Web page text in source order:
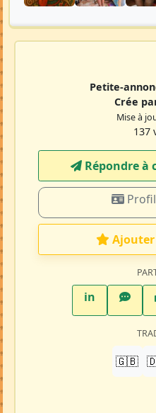
Petite-
Crée
Mise à
137
Répondre à
inLinkedIn
🇬🇧